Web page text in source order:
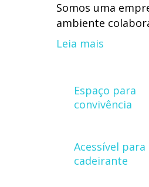
Somos uma
ambiente
desempenhados
- Arquitetura /
- Produtor de
Leia mais
Espaço para
convivência
Acessível para
cadeirante